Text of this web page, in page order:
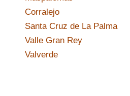
Corralejo
Santa Cruz de La Palma
Valle Gran Rey
Valverde